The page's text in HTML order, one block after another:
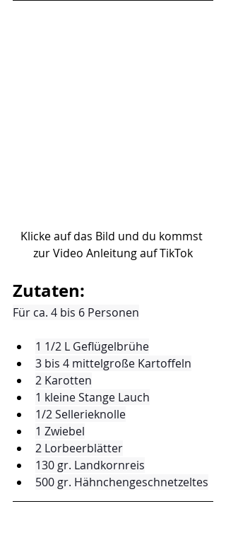
Klicke auf das Bild und du kommst
zur Video Anleitung auf TikTok
Zutaten:
Für ca. 4 bis 6 Personen
1 1/2 L Geflügelbrühe
3 bis 4 mittelgroße Kartoffeln
2 Karotten
1 kleine Stange Lauch
1/2 Sellerieknolle
1 Zwiebel
2 Lorbeerblätter
130 gr. Landkornreis
500 gr. Hähnchengeschnetzeltes